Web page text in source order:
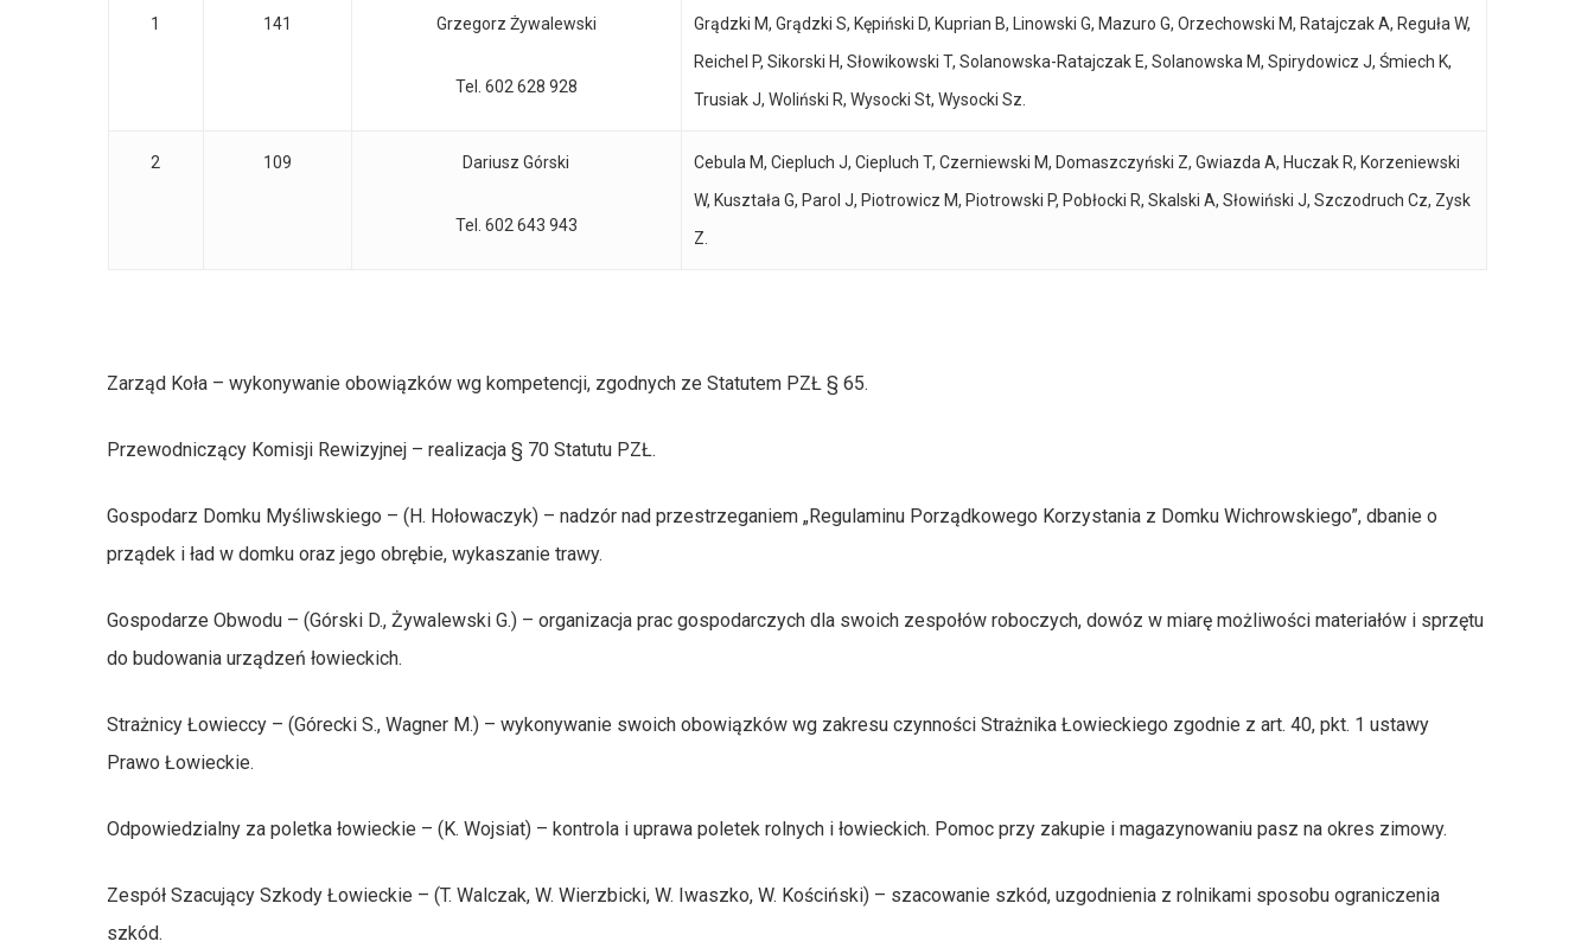
1 141 Grzegorz Żywalewski
Tel. 602 628 928
Grądzki M, Grądzki S, Kępiński D, Kuprian B, Linowski G, Mazuro G, Orzechowski M, Ratajczak A, Reguła W,
Reichel P, Sikorski H, Słowikowski T, Solanowska-Ratajczak E, Solanowska M, Spirydowicz J, Śmiech K,
Trusiak J, Woliński R, Wysocki St, Wysocki Sz.
2 109 Dariusz Górski
Tel. 602 643 943
Cebula M, Ciepluch J, Ciepluch T, Czerniewski M, Domaszczyński Z, Gwiazda A, Huczak R, Korzeniewski
W, Kuształa G, Parol J, Piotrowicz M, Piotrowski P, Pobłocki R, Skalski A, Słowiński J, Szczodruch Cz, Zysk
Z.
Zarząd Koła – wykonywanie obowiązków wg kompetencji, zgodnych ze Statutem PZŁ § 65.
Przewodniczący Komisji Rewizyjnej – realizacja § 70 Statutu PZŁ.
Gospodarz Domku Myśliwskiego – (H. Hołowaczyk) – nadzór nad przestrzeganiem „Regulaminu Porządkowego Korzystania z Domku Wichrowskiego”, dbanie o
prządek i ład w domku oraz jego obrębie, wykaszanie trawy.
Gospodarze Obwodu – (Górski D., Żywalewski G.) – organizacja prac gospodarczych dla swoich zespołów roboczych, dowóz w miarę możliwości materiałów i sprzętu
do budowania urządzeń łowieckich.
Strażnicy Łowieccy – (Górecki S., Wagner M.) – wykonywanie swoich obowiązków wg zakresu czynności Strażnika Łowieckiego zgodnie z art. 40, pkt. 1 ustawy
Prawo Łowieckie.
Odpowiedzialny za poletka łowieckie – (K. Wojsiat) – kontrola i uprawa poletek rolnych i łowieckich. Pomoc przy zakupie i magazynowaniu pasz na okres zimowy.
Zespół Szacujący Szkody Łowieckie – (T. Walczak, W. Wierzbicki, W. Iwaszko, W. Kościński) – szacowanie szkód, uzgodnienia z rolnikami sposobu ograniczenia
szkód.